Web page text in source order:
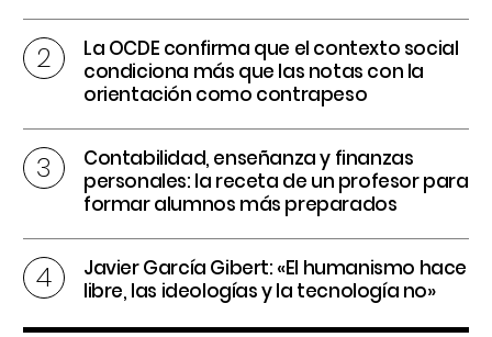
La OCDE confirma que el contexto social
condiciona más que las notas con la
orientación como contrapeso
Contabilidad, enseñanza y finanzas
personales: la receta de un profesor para
formar alumnos más preparados
Javier García Gibert: «El humanismo hace
libre, las ideologías y la tecnología no»